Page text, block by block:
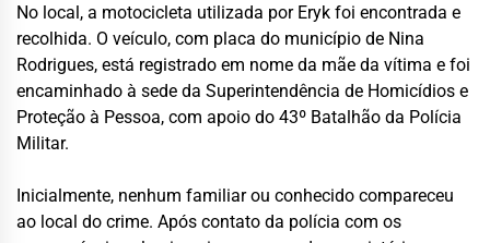
No local, a motocicleta utilizada por Eryk foi encontrada e
recolhida. O veículo, com placa do município de Nina
Rodrigues, está registrado em nome da mãe da vítima e foi
encaminhado à sede da Superintendência de Homicídios e
Proteção à Pessoa, com apoio do 43º Batalhão da Polícia
Militar.
Inicialmente, nenhum familiar ou conhecido compareceu
ao local do crime. Após contato da polícia com os